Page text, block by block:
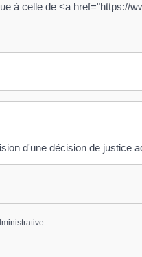
à celle de <a href="https://
d'une décision de justice